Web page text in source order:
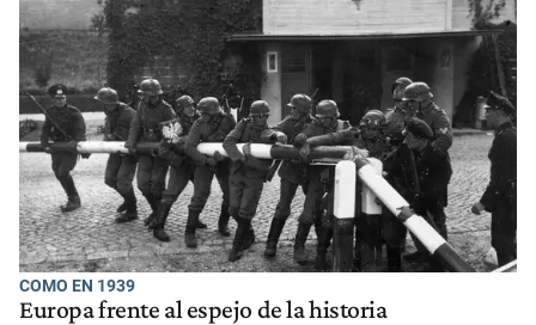
COMO EN 1939
Europa frente al espejo de la historia